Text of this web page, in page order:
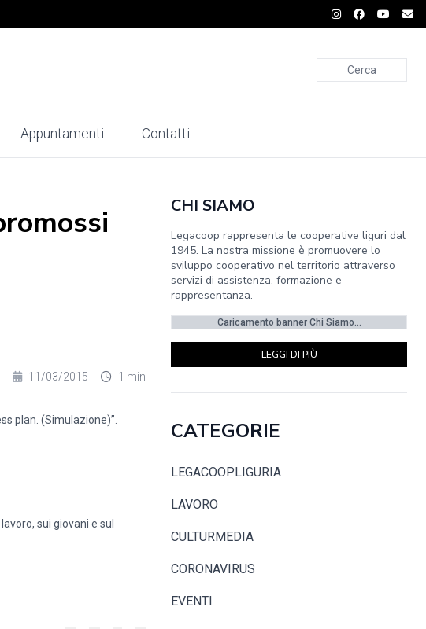
Cerca
Appuntamenti Contatti
11/03/2015 1 min
plan. (Simulazione)”.
sui giovani e sul
CHI SIAMO
Legacoop rappresenta le cooperative liguri dal
1945. La nostra missione è promuovere lo
sviluppo cooperativo nel territorio attraverso
servizi di assistenza, formazione e
rappresentanza.
Caricamento banner Chi Siamo...
LEGGI DI PIÙ
CATEGORIE
LEGACOOPLIGURIA
LAVORO
CULTURMEDIA
CORONAVIRUS
EVENTI